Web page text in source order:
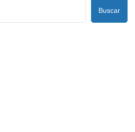
Buscar